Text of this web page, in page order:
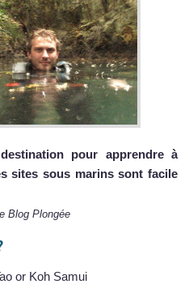
pour apprendre à
sites sous marins sont facile
Blog Plongée
or Koh Samui